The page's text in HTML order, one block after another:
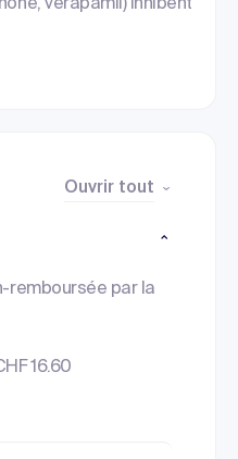
vérapamil) inhibent
Ouvrir tout
remboursée par la
16.60